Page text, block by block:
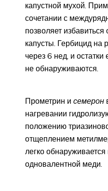
капустной мухой.
сочетании с
позволяет
капусты. Гербицид на
через 6 нед, и
не обнаруживаются.
Прометрин и семерон
нагревании
положению
отщеплением
легко
одновалентной меди.